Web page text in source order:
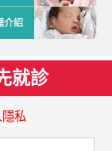
就診
私